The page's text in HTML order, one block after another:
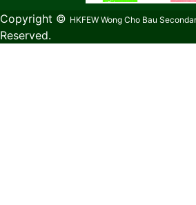
教育傳媒集團
Copyright © HKFEW Wong Cho Bau
Reserved.